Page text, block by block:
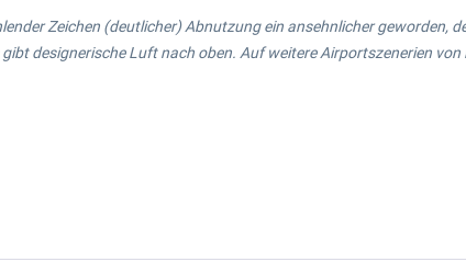
Zeichen (deutlicher) Abnutzung ein ansehnlicher geworden,
designerische Luft nach oben. Auf weitere Airportszenerien